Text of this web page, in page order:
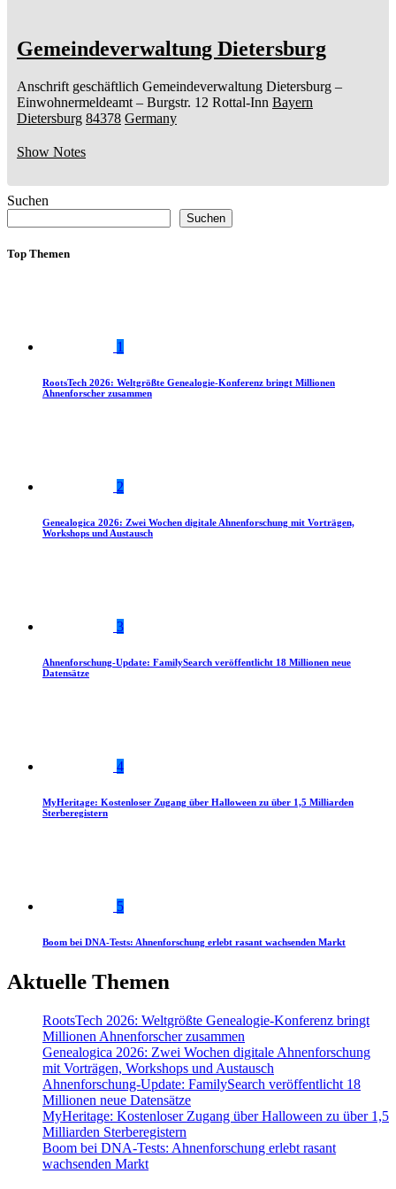
Gemeindeverwaltung Dietersburg
Anschrift geschäftlich Gemeindeverwaltung Dietersburg –
Einwohnermeldeamt – Burgstr. 12 Rottal-Inn Bayern
Dietersburg 84378 Germany
Show Notes
Suchen
Suchen
Top Themen
1
RootsTech 2026: Weltgrößte Genealogie-Konferenz bringt Millionen
Ahnenforscher zusammen
2
Genealogica 2026: Zwei Wochen digitale Ahnenforschung mit Vorträgen,
Workshops und Austausch
3
Ahnenforschung-Update: FamilySearch veröffentlicht 18 Millionen neue
Datensätze
4
MyHeritage: Kostenloser Zugang über Halloween zu über 1,5 Milliarden
Sterberegistern
5
Boom bei DNA-Tests: Ahnenforschung erlebt rasant wachsenden Markt
Aktuelle Themen
RootsTech 2026: Weltgrößte Genealogie-Konferenz bringt
Millionen Ahnenforscher zusammen
Genealogica 2026: Zwei Wochen digitale Ahnenforschung
mit Vorträgen, Workshops und Austausch
Ahnenforschung-Update: FamilySearch veröffentlicht 18
Millionen neue Datensätze
MyHeritage: Kostenloser Zugang über Halloween zu über 1,5
Milliarden Sterberegistern
Boom bei DNA-Tests: Ahnenforschung erlebt rasant
wachsenden Markt